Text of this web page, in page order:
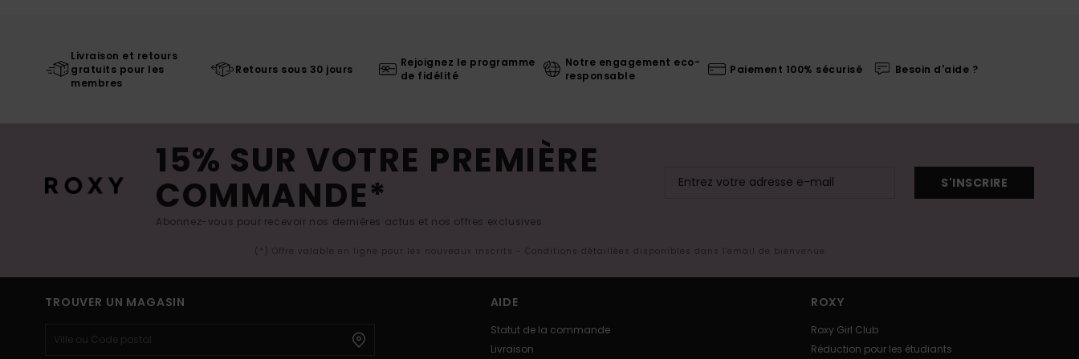
Livraison et retours
gratuits pour les
membres
Retours sous 30 jours
Rejoignez le programme
de fidélité
Notre engagement eco-
responsable
Paiement 100% sécurisé Besoin d'aide ?
15% SUR VOTRE PREMIÈRE
COMMANDE*
Abonnez-vous pour recevoir nos dernières actus et nos offres exclusives.
S'INSCRIRE
(*) Offre valable en ligne pour les nouveaux inscrits - Conditions détaillées disponibles dans l'email de bienvenue
TROUVER UN MAGASIN AIDE
Statut de la commande
Livraison
ROXY
Roxy Girl Club
Réduction pour les étudiants